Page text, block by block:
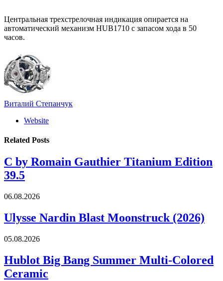
Центральная трехстрелочная индикация опирается на
автоматический механизм HUB1710 с запасом хода в 50
часов.
Виталий Степанчук
Website
Related Posts
C by Romain Gauthier Titanium Edition
39.5
06.08.2026
Ulysse Nardin Blast Moonstruck (2026)
05.08.2026
Hublot Big Bang Summer Multi-Colored
Ceramic